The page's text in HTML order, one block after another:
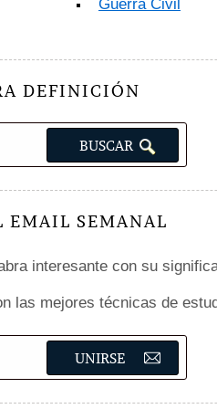
Guerra Civil
DEFINICIÓN
EMAIL SEMANAL
interesante con su
las mejores técnicas de